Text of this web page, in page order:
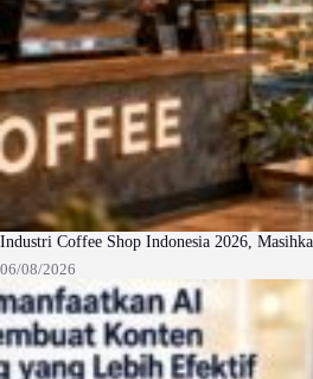
Industri Coffee Shop Indonesia 2026,
06/08/2026